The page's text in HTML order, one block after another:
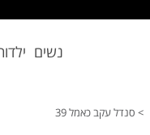
נשים
> סנדל עקב כאמל 39